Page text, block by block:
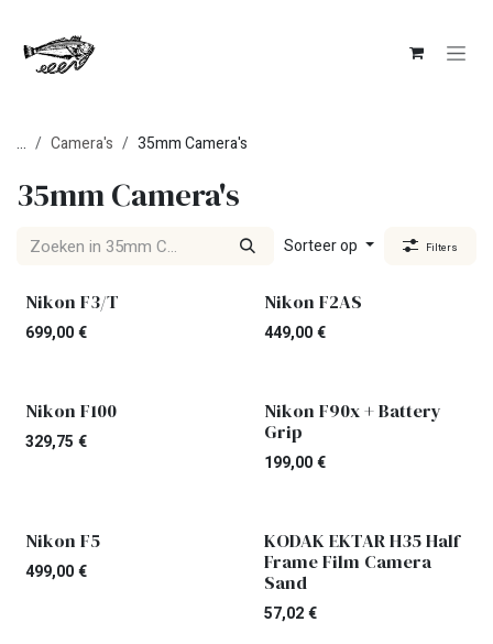
... Camera's 35mm Camera's
35mm Camera's
Sorteer op Filters
Nikon F3/T
699,00€ Uitverkocht
Nikon F2AS
449,00€
Uitverkocht
Nikon F100
329,75 €
Nikon F90x + Battery
Grip
199,00€
Nieuw!
Nikon F5
499,00€
KODAK EKTAR H35 Half
Frame Film Camera
Sand
57,02€